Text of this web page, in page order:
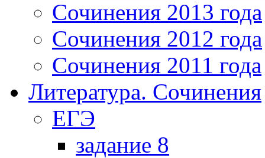
Сочинения 2013 года
Сочинения 2012 года
Сочинения 2011 года
Литература. Сочинения
ЕГЭ
задание 8